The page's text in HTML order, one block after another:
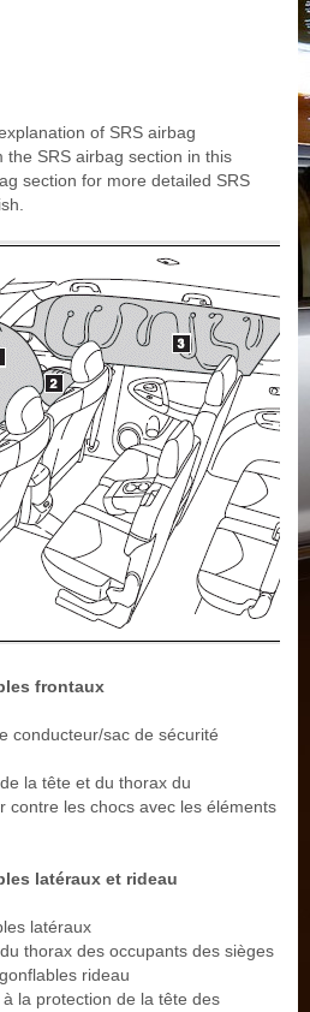
of SRS airbag
the SRS airbag section in this
section for more detailed SRS
frontaux
conducteur/sac de sécurité
la tête et du thorax du
contre les chocs avec les éléments
latéraux et rideau
latéraux
thorax des occupants des sièges
rideau
la protection de la tête des